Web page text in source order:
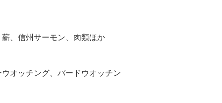
、信州サーモン、肉類ほか
オッチング、バードウオッチン